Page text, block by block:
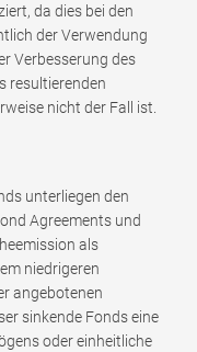
da dies bei den
der Verwendung
Verbesserung des
resultierenden
nicht der Fall ist.
unterliegen den
Agreements und
als
niedrigeren
angebotenen
sinkende Fonds eine
oder einheitliche